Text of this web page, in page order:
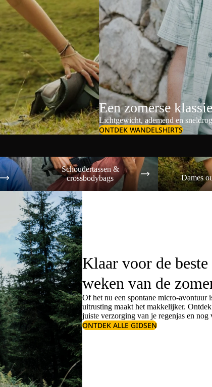
Een zomerse
Lichtgewicht, ademend en
ONTDEK WANDELSHIRTS
Schoudertassen & crossbodybags
Schoudertassen &
crossbodybags
Dames outdoor
Dames
Klaar voor de beste
weken van de
Of het nu een spontane micro-avontuur
uitrusting maakt het makkelijker.
juiste verzorging van je regenjasen nog
ONTDEK ALLE GIDSEN